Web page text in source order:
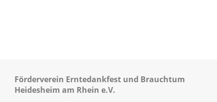
Förderverein Erntedankfest und Brauchtum
Heidesheim am Rhein e.V.